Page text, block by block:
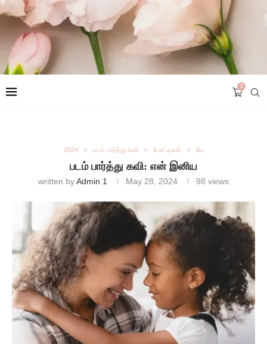
0
2024 படம் பார்த்து கவி போட்டிகள் மே
படம் பார்த்து கவி: என் இனிய
written byAdmin 1 May 28, 2024 98 views